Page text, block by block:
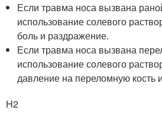
Если травма носа вызвана
использование солевого
боль и раздражение.
Если травма носа вызвана
использование солевого
давление на переломную кость
H2